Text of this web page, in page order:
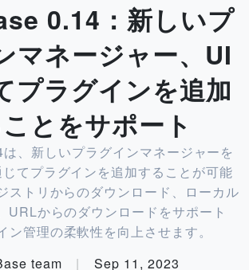
0.14：新しいプ
マネージャー、UI
プラグインを追加
とをサポート
、新しいプラグインマネージャーを
てプラグインを追加することが可能
ストリからのダウンロード、ローカル
URLからのダウンロードをサポート
ン管理の柔軟性を向上させます。
team
| Sep 11, 2023